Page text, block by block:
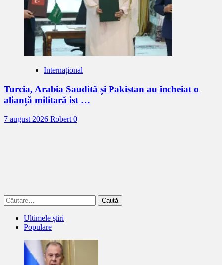
Internațional
Turcia, Arabia Saudită și Pakistan au încheiat o
alianță militară ist …
7 august 2026 Robert 0
Caută
după:
Ultimele știri
Populare